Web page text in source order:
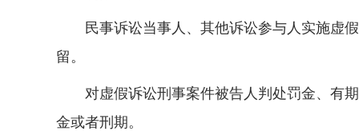
民事诉讼当事人、其他诉讼参与人实施虚假
留。
对虚假诉讼刑事案件被告人判处罚金、有期
金或者刑期。